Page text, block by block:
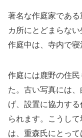
著名な作庭家であ
カ所にとどまらな
作庭中は、寺内で寝
作庭には鹿野の住
た。古い写真には
げ、設置に協力す
られます。こうし
は、重森氏にとって